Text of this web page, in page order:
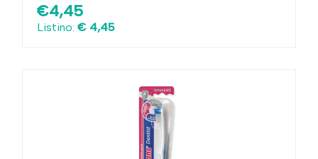
€4,45
Listino: € 4,45